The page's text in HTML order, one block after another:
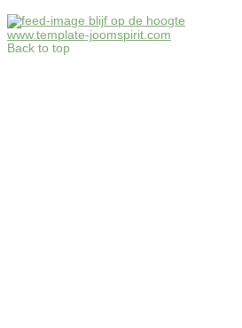
blijf op de hoogte
www.template-joomspirit.com
Back to top